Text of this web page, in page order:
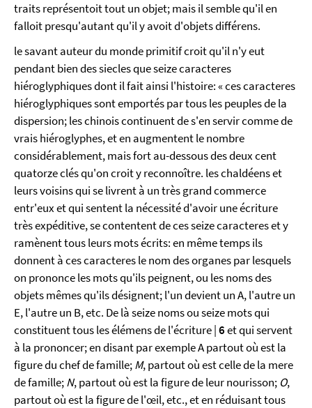
traits représentoit tout un objet; mais il semble qu'il en
falloit presqu'autant qu'il y avoit d'objets différens.
le savant auteur du monde primitif croit qu'il n'y eut
pendant bien des siecles que seize caracteres
hiéroglyphiques dont il fait ainsi l'histoire: « ces caracteres
hiéroglyphiques sont emportés par tous les peuples de la
dispersion; les chinois continuent de s'en servir comme de
vrais hiéroglyphes, et en augmentent le nombre
considérablement, mais fort au-dessous des deux cent
quatorze clés qu'on croit y reconnoître. les chaldéens et
leurs voisins qui se livrent à un très grand commerce
entr'eux et qui sentent la nécessité d'avoir une écriture
très expéditive, se contentent de ces seize caracteres et y
ramènent tous leurs mots écrits: en même temps ils
donnent à ces caracteres le nom des organes par lesquels
on prononce les mots qu'ils peignent, ou les noms des
objets mêmes qu'ils désignent; l'un devient un A, l'autre un
E, l'autre un B, etc. De là seize noms ou seize mots qui
constituent tous les élémens de l'écriture |6et qui servent
à la prononcer; en disant par exemple A partout où est la
figure du chef de famille;M, partout où est celle de la mere
de famille;N, partout où est la figure de leur nourisson; O,
partout où est la figure de l'œil, etc., et en réduisant tous